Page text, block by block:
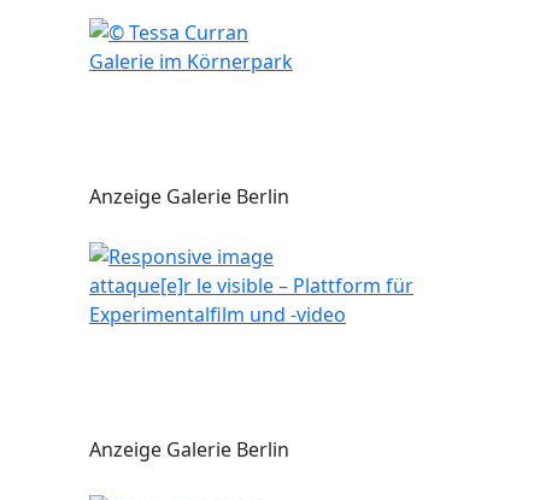
Galerie im Körnerpark
Anzeige Galerie Berlin
attaque[e]r le visible – Plattform für
Experimentalfilm und -video
Anzeige Galerie Berlin